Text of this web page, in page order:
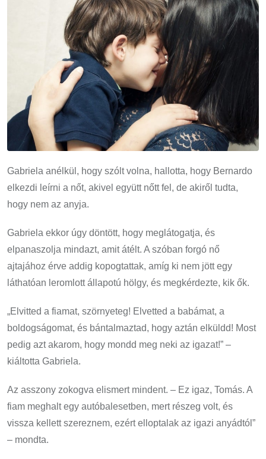
Gabriela anélkül, hogy szólt volna, hallotta, hogy Bernardo
elkezdi leírni a nőt, akivel együtt nőtt fel, de akiről tudta,
hogy nem az anyja.
Gabriela ekkor úgy döntött, hogy meglátogatja, és
elpanaszolja mindazt, amit átélt. A szóban forgó nő
ajtajához érve addig kopogtattak, amíg ki nem jött egy
láthatóan leromlott állapotú hölgy, és megkérdezte, kik ők.
„Elvitted a fiamat, szörnyeteg! Elvetted a babámat, a
boldogságomat, és bántalmaztad, hogy aztán elküldd! Most
pedig azt akarom, hogy mondd meg neki az igazat!” –
kiáltotta Gabriela.
Az asszony zokogva elismert mindent. – Ez igaz, Tomás. A
fiam meghalt egy autóbalesetben, mert részeg volt, és
vissza kellett szereznem, ezért elloptalak az igazi anyádtól”
– mondta.